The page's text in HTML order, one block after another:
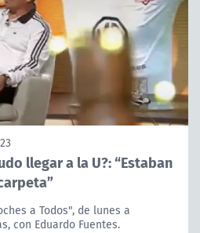
llegar a la U?: “Estaban
a Todos", de lunes a
con Eduardo Fuentes.